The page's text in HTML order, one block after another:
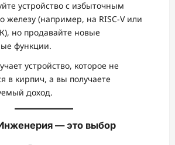
устройство с избыточным
железу (например, на RISC-V или
но продавайте новые
функции.
устройство, которое не
в кирпич, а вы получаете
доход.
— это выбор